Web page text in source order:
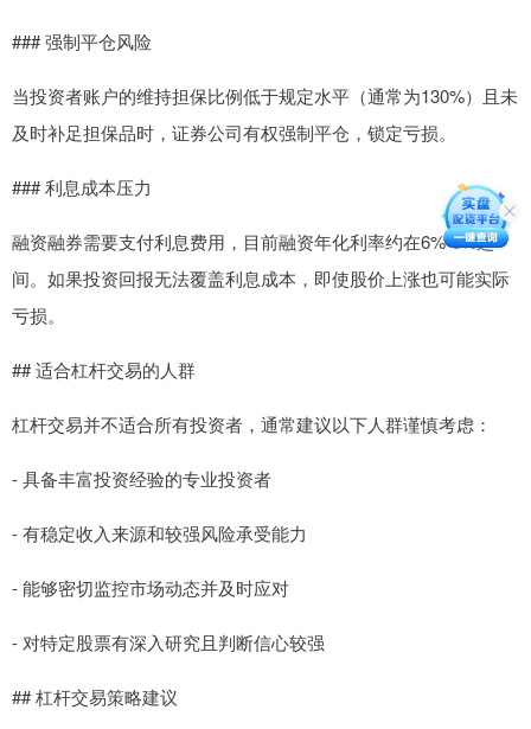
### 强制平仓风险
当投资者账户的维持担保比例低于规定水平（通常为130%）且未
及时补足担保品时，证券公司有权强制平仓，锁定亏损。
### 利息成本压力
融资融券需要支付利息费用，目前融资年化利率约在6%-8%之
间。如果投资回报无法覆盖利息成本，即使股价上涨也可能实际
亏损。
## 适合杠杆交易的人群
杠杆交易并不适合所有投资者，通常建议以下人群谨慎考虑：
- 具备丰富投资经验的专业投资者
- 有稳定收入来源和较强风险承受能力
- 能够密切监控市场动态并及时应对
- 对特定股票有深入研究且判断信心较强
## 杠杆交易策略建议